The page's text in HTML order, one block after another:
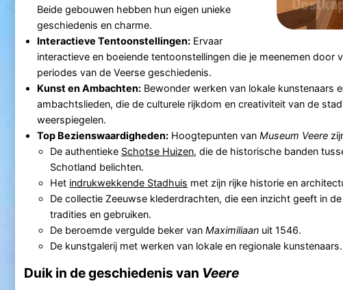
Beide gebouwen hebben hun eigen unieke
geschiedenis en charme.
Interactieve Tentoonstellingen:Ervaar
interactieve en boeiende tentoonstellingen die je meenemen door
periodes van de Veerse geschiedenis.
Kunst en Ambachten:Bewonder werken van lokale kunstenaars
ambachtslieden, die de culturele rijkdom en creativiteit van de stad
weerspiegelen.
Top Bezienswaardigheden:Hoogtepunten van Museum Veere
De authentieke Schotse Huizen, die de historische banden
Schotland belichten.
Het indrukwekkende Stadhuis met zijn rijke historie en
De collectie Zeeuwse klederdrachten, die een inzicht geeft in
tradities en gebruiken.
De beroemde vergulde beker vanMaximiliaan uit 1546.
De kunstgalerij met werken van lokale en regionale kunstenaars.
Duik in de geschiedenis van Veere